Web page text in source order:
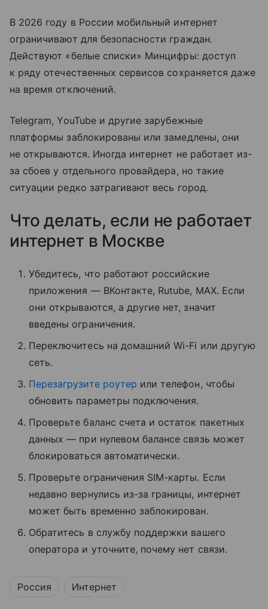
В 2026 году в России мобильный интернет
ограничивают для безопасности граждан.
Действуют «белые списки» Минцифры: доступ
к ряду отечественных сервисов сохраняется даже
на время отключений.
Telegram, YouTube и другие зарубежные
платформы заблокированы или замедлены, они
не открываются. Иногда интернет не работает из-
за сбоев у отдельного провайдера, но такие
ситуации редко затрагивают весь город.
Что делать, если не работает
интернет в Москве
Убедитесь, что работают российские
приложения — ВКонтакте, Rutube, MAX. Если
они открываются, а другие нет, значит
введены ограничения.
Переключитесь на домашний Wi-Fi или другую
сеть.
Перезагрузите роутер или телефон, чтобы
обновить параметры подключения.
Проверьте баланс счета и остаток пакетных
данных — при нулевом балансе связь может
блокироваться автоматически.
Проверьте ограничения SIM-карты. Если
недавно вернулись из-за границы, интернет
может быть временно заблокирован.
Обратитесь в службу поддержки вашего
оператора и уточните, почему нет связи.
Россия Интернет